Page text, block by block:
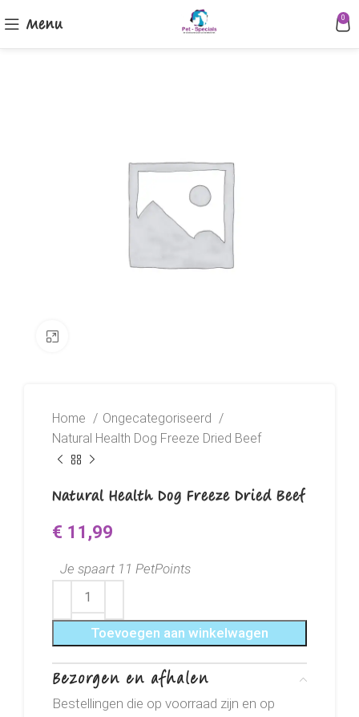
Menu 0
Home
Ongecategoriseerd
Natural Health Dog Freeze Dried Beef
Natural Health Dog Freeze Dried Beef
€ 11,99
Je spaart 11 PetPoints
Toevoegen aan winkelwagen
Bezorgen en afhalen
Bestellingen die op voorraad zijn en op